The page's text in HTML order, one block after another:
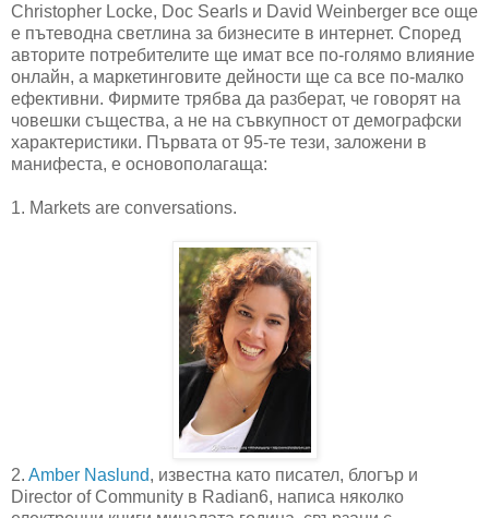
Christopher Locke, Doc Searls и David Weinberger все още
е пътеводна светлина за бизнесите в интернет. Според
авторите потребителите ще имат все по-голямо влияние
онлайн, а маркетинговите дейности ще са все по-малко
ефективни. Фирмите трябва да разберат, че говорят на
човешки същества, а не на съвкупност от демографски
характеристики. Първата от 95-те тези, заложени в
манифеста, е основополагаща:
1. Markets are conversations.
2. Amber Naslund, известна като писател, блогър и
Director of Community в Radian6, написа няколко